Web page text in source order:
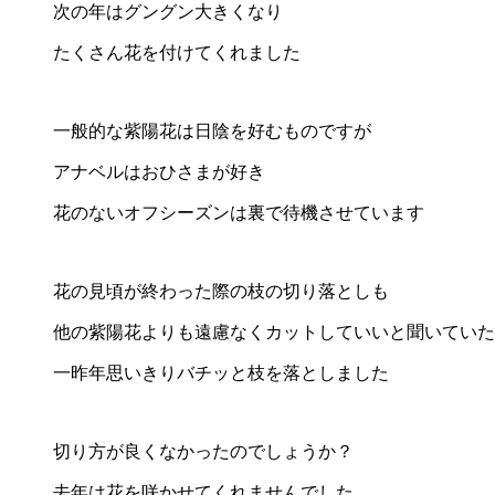
次の年はグングン大きくなり
たくさん花を付けてくれました
一般的な紫陽花は日陰を好むものですが
アナベルはおひさまが好き
花のないオフシーズンは裏で待機させています
花の見頃が終わった際の枝の切り落としも
他の紫陽花よりも遠慮なくカットしていいと聞いてい
一昨年思いきりバチッと枝を落としました
切り方が良くなかったのでしょうか？